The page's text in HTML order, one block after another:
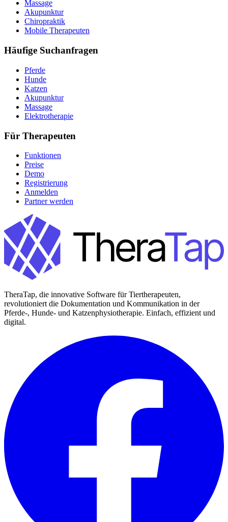
Massage
Akupunktur
Chiropraktik
Mobile Therapeuten
Häufige Suchanfragen
Pferde
Hunde
Katzen
Akupunktur
Massage
Elektrotherapie
Für Therapeuten
Funktionen
Preise
Demo
Registrierung
Anmelden
Partner werden
TheraTap, die innovative Software für Tiertherapeuten,
revolutioniert die Dokumentation und Kommunikation in der
Pferde-, Hunde- und Katzenphysiotherapie. Einfach, effizient und
digital.